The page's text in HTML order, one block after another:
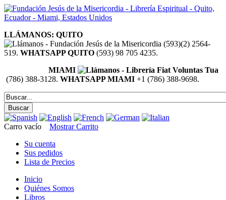
LLÁMANOS: QUITO
(593)(2) 2564-
519. WHATSAPP QUITO (593) 98 705 4235.
MIAMI
(786) 388-3128. WHATSAPP MIAMI +1 (786) 388-9698.
Carro vacío
Mostrar Carrito
Su cuenta
Sus pedidos
Lista de Precios
Inicio
Quiénes Somos
Libros